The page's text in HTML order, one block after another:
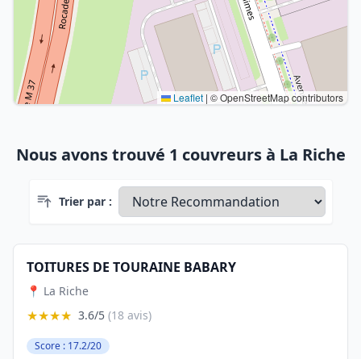
Leaflet | © OpenStreetMap contributors
Nous avons trouvé 1 couvreurs à La Riche
Trier par :
TOITURES DE TOURAINE BABARY
📍 La Riche
★★★★ 3.6/5 (18 avis)
Score : 17.2/20